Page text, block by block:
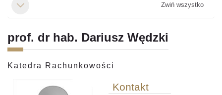
Minimalizuj Zwiń wszystko
prof. dr hab. Dariusz Wędzki
Katedra Rachunkowości
Kontakt